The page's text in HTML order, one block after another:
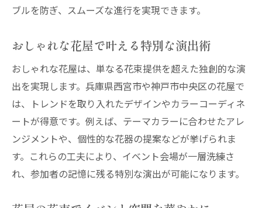
地元花屋のフラワーセット満足度とは
花屋の配達サービスで安心サポート体験
神戸エリア花屋のおすすめアレンジ例
花屋のサービス比較で理想を実現
即日対応も叶う花屋のフラワーセットサービス
急ぎのイベントにも強い花屋選びの秘訣
神戸花屋の即日配達サービスの魅力
花屋でスピード注文を成功させる方法
ブルを防ぎ、スムーズな進行を実現できます。
おしゃれな花屋で叶える特別な演出術
おしゃれな花屋は、単なる花束提供を超えた独創的な演
出を実現します。兵庫県西宮市や神戸市中央区の花屋で
は、トレンドを取り入れたデザインやカラーコーディネ
ートが得意です。例えば、テーマカラーに合わせたアレ
ンジメントや、個性的な花器の提案などが挙げられま
す。これらの工夫により、イベント会場が一層洗練さ
れ、参加者の記憶に残る特別な演出が可能になります。